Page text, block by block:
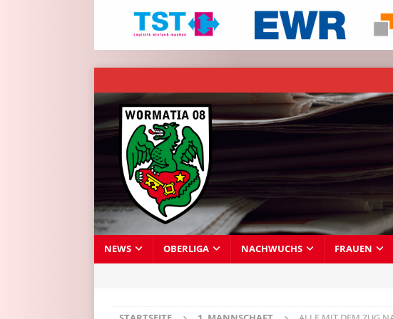
NEWS OBERLIGA NACHWUCHS FRAUEN